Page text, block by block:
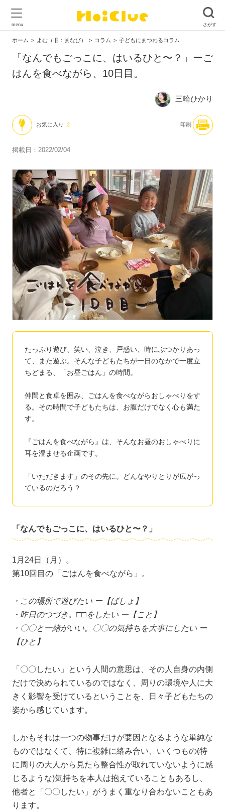
ホーム よむ（旧：まなび） コラム 子どもにまつわるコラム
「なんでもごっこに、はいるひと〜？」ーご
はんを食べながら、10日目。
三輪ひかり
お気に入り 2 印刷
掲載日：2022/02/04
たっぷり遊び、笑い、泣き、戸惑い、時にぶつかりあっ
て、また遊ぶ。そんな子どもたちが一日のなかで一度立
ちどまる、「お昼ごはん」の時間。
仲間と食卓を囲み、ごはんを食べながらおしゃべりをす
る。その時間で子どもたちは、お腹だけでなく心も満た
す。
『ごはんを食べながら』は、そんなお昼のおしゃべりに
耳を澄ませる企画です。
「いただきます」のその先に。どんなやりとりが広がっ
ているのだろう？
「なんでもごっこに、はいるひと〜？」
1月24日（月）。
第10回目の「ごはんを食べながら」。
・この場所で遊びたい ー【ばしょ】
・昨日のつづき。□□をしたい ー【こと】
・〇〇と一緒がいい。〇〇の気持ちを大事にしたい ー
【ひと】
「〇〇したい」という人間の意思は、その人自身の内側
だけで決められているのではなく、周りの環境や人に大
きく影響を受けているということを、日々子どもたちの
姿から感じています。
しかもそれは一つの物事だけが要因となるような単純な
ものではなくて、特に複雑に絡み合い、いくつもの(特
に周りの大人から見たら整合性が取れていないように感
じるような)気持ちを本人は抱えていることもあるし、
他者と「〇〇したい」がうまく重なり合わないこともあ
ります。